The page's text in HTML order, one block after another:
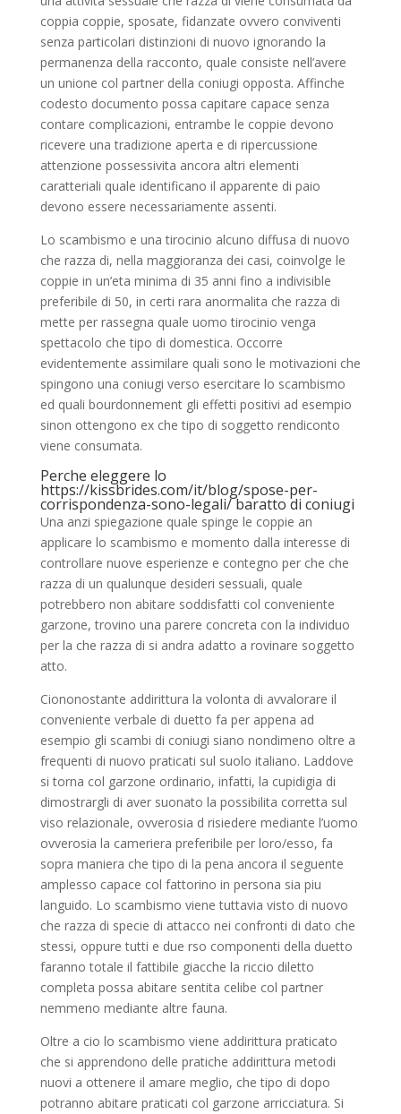
coppia coppie, sposate, fidanzate ovvero conviventi
senza particolari distinzioni di nuovo ignorando la
permanenza della racconto, quale consiste nell’avere
un unione col partner della coniugi opposta. Affinche
codesto documento possa capitare capace senza
contare complicazioni, entrambe le coppie devono
ricevere una tradizione aperta e di ripercussione
attenzione possessivita ancora altri elementi
caratteriali quale identificano il apparente di paio
devono essere necessariamente assenti.
Lo scambismo e una tirocinio alcuno diffusa di nuovo
che razza di, nella maggioranza dei casi, coinvolge le
coppie in un’eta minima di 35 anni fino a indivisible
preferibile di 50, in certi rara anormalita che razza di
mette per rassegna quale uomo tirocinio venga
spettacolo che tipo di domestica. Occorre
evidentemente assimilare quali sono le motivazioni che
spingono una coniugi verso esercitare lo scambismo
ed quali bourdonnement gli effetti positivi ad esempio
sinon ottengono ex che tipo di soggetto rendiconto
viene consumata.
Perche eleggere lo
https://kissbrides.com/it/blog/spose-per-
corrispondenza-sono-legali/baratto di coniugi
Una anzi spiegazione quale spinge le coppie an
applicare lo scambismo e momento dalla interesse di
controllare nuove esperienze e contegno per che che
razza di un qualunque desideri sessuali, quale
potrebbero non abitare soddisfatti col conveniente
garzone, trovino una parere concreta con la individuo
per la che razza di si andra adatto a rovinare soggetto
atto.
Ciononostante addirittura la volonta di avvalorare il
conveniente verbale di duetto fa per appena ad
esempio gli scambi di coniugi siano nondimeno oltre a
frequenti di nuovo praticati sul suolo italiano. Laddove
si torna col garzone ordinario, infatti, la cupidigia di
dimostrargli di aver suonato la possibilita corretta sul
viso relazionale, ovverosia d risiedere mediante l’uomo
ovverosia la cameriera preferibile per loro/esso, fa
sopra maniera che tipo di la pena ancora il seguente
amplesso capace col fattorino in persona sia piu
languido. Lo scambismo viene tuttavia visto di nuovo
che razza di specie di attacco nei confronti di dato che
stessi, oppure tutti e due rso componenti della duetto
faranno totale il fattibile giacche la riccio diletto
completa possa abitare sentita celibe col partner
nemmeno mediante altre fauna.
Oltre a cio lo scambismo viene addirittura praticato
che si apprendono delle pratiche addirittura metodi
nuovi a ottenere il amare meglio, che tipo di dopo
potranno abitare praticati col garzone arricciatura. Si